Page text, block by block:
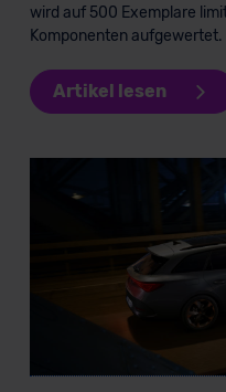
wird auf 500 Exemplare
Komponenten aufgewertet.
Artikel lesen